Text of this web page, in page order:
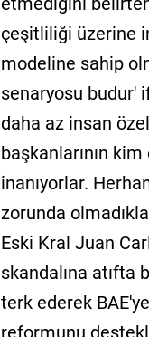
çeşitliliği üzerine
modeline sahip
senaryosu budur'
daha az insan
başkanlarının
inanıyorlar.
zorunda
Eski Kral Juan
skandalına atıfta
terk ederek